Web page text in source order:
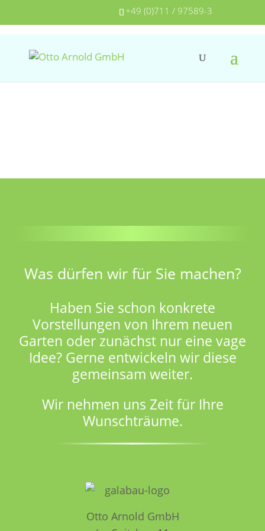
+49 (0)711 / 97589-3
Was dürfen wir für Sie machen?
Haben Sie schon konkrete
Vorstellungen von Ihrem neuen
Garten oder zunächst nur eine vage
Idee? Gerne entwickeln wir diese
gemeinsam weiter.
Wir nehmen uns Zeit für Ihre
Wunschträume.
Otto Arnold GmbH